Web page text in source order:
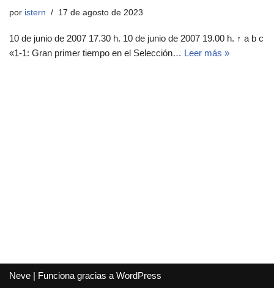
por istern 17 de agosto de 2023
10 de junio de 2007 17.30 h. 10 de junio de 2007 19.00 h. ↑ a b c
«1-1: Gran primer tiempo en el Selección… Leer más »
Neve | Funciona gracias a WordPress